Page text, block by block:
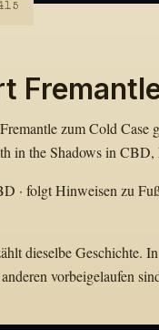
zum Cold Case
in the Shadows in CBD,
· folgt Hinweisen zu
dieselbe Geschichte.
vorbeigelaufen